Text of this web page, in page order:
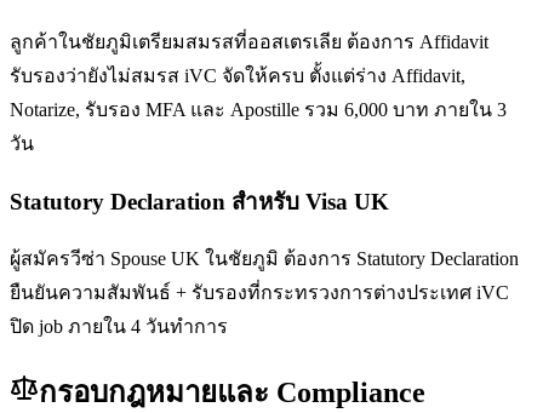
ลูกค้าในชัยภูมิเตรียมสมรสที่ออสเตรเลีย ต้องการ Affidavit
รับรองว่ายังไม่สมรส iVC จัดให้ครบ ตั้งแต่ร่าง Affidavit,
Notarize, รับรอง MFA และ Apostille รวม 6,000 บาท ภายใน 3
วัน
Statutory Declaration สำหรับ Visa UK
ผู้สมัครวีซ่า Spouse UK ในชัยภูมิ ต้องการ Statutory Declaration
ยืนยันความสัมพันธ์ + รับรองที่กระทรวงการต่างประเทศ iVC
ปิด job ภายใน 4 วันทำการ
กรอบกฎหมายและ Compliance